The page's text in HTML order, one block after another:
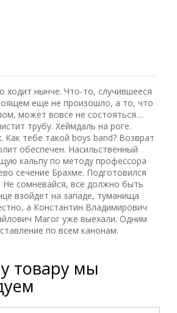
ходит нынче. Что-то, случившееся
еще не произошло, а то, что
может вовсе не состояться…
трубу. Хеймдаль на роге.
Как тебе такой boys band? Возврат
обеспечен. Насильственный
кальпу по методу профессора
сечение Брахме. Подготовился
сомневайся, все должно быть
взойдет на западе, туманища
а Константин Владимирович
Магог уже выехали. Одним
по всем канонам.
товару мы